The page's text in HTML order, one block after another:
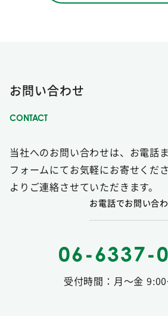
お問い合わせ
当社へのお問い合わせは、お電話
フォームにてお気軽にお寄せくだ
よりご連絡させていただきます。
お電話でお問い合
06-6337-
受付時間：月〜金